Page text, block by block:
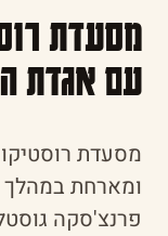
מסעדת
עם אגדת
ומארחת
פרנצ'סקה